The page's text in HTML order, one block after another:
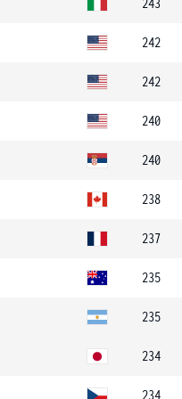
243
242
242
240
240
238
237
235
235
234
234